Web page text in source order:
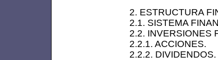
2. ESTRUCTURA
2.1. SISTEMA
2.2. INVERSIONES
2.2.1. ACCIONES.
2.2.2. DIVIDENDOS.